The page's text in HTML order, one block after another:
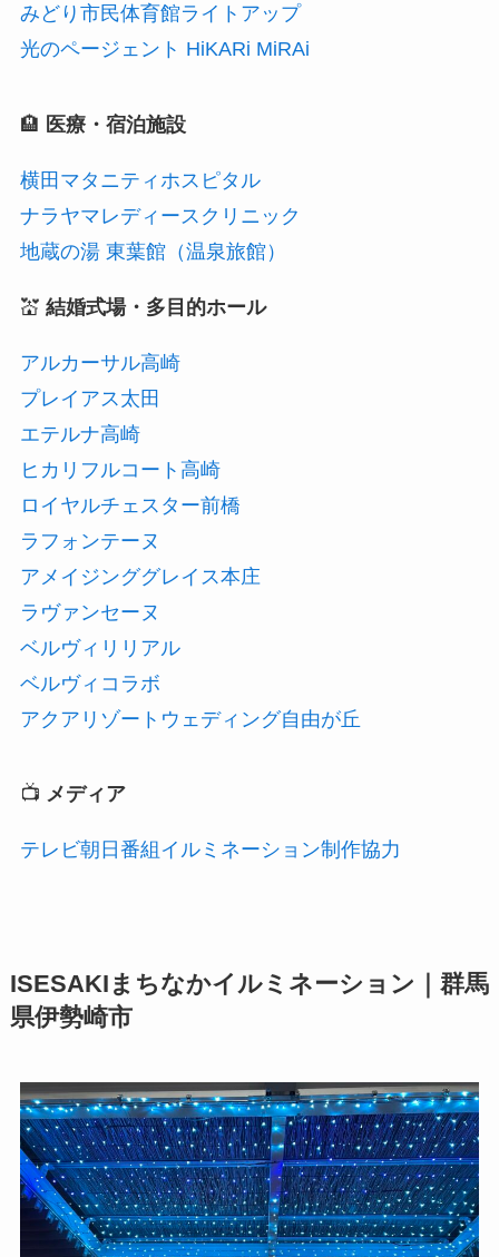
みどり市民体育館ライトアップ
光のページェント HiKARi MiRAi
🏨 医療・宿泊施設
横田マタニティホスピタル
ナラヤマレディースクリニック
地蔵の湯 東葉館（温泉旅館）
💒 結婚式場・多目的ホール
アルカーサル高崎
プレイアス太田
エテルナ高崎
ヒカリフルコート高崎
ロイヤルチェスター前橋
ラフォンテーヌ
アメイジンググレイス本庄
ラヴァンセーヌ
ベルヴィリリアル
ベルヴィコラボ
アクアリゾートウェディング自由が丘
📺 メディア
テレビ朝日番組イルミネーション制作協力
ISESAKIまちなかイルミネーション｜群馬
県伊勢崎市